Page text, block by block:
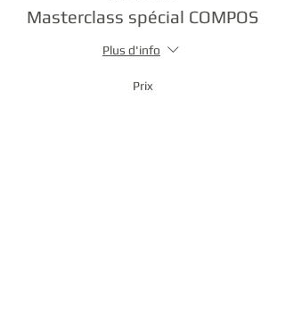
Masterclass spécial COMPOS
Plus d'info
Prix